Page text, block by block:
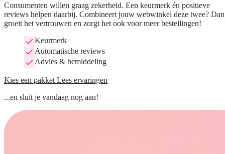
Consumenten willen graag zekerheid. Een keurmerk én positieve
reviews helpen daarbij. Combineert jouw webwinkel deze twee? Dan
groeit het vertrouwen en zorgt het ook voor meer bestellingen!
Keurmerk
Automatische reviews
Advies & bemiddeling
Kies een pakket Lees ervaringen
...en sluit je vandaag nog aan!